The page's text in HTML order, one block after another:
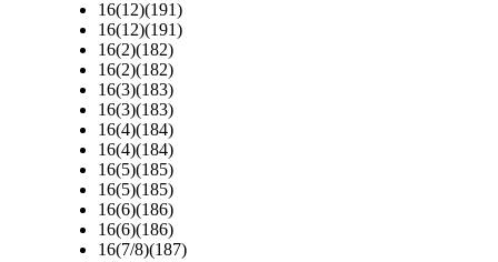
16(12)(191)
16(12)(191)
16(2)(182)
16(2)(182)
16(3)(183)
16(3)(183)
16(4)(184)
16(4)(184)
16(5)(185)
16(5)(185)
16(6)(186)
16(6)(186)
16(7/8)(187)